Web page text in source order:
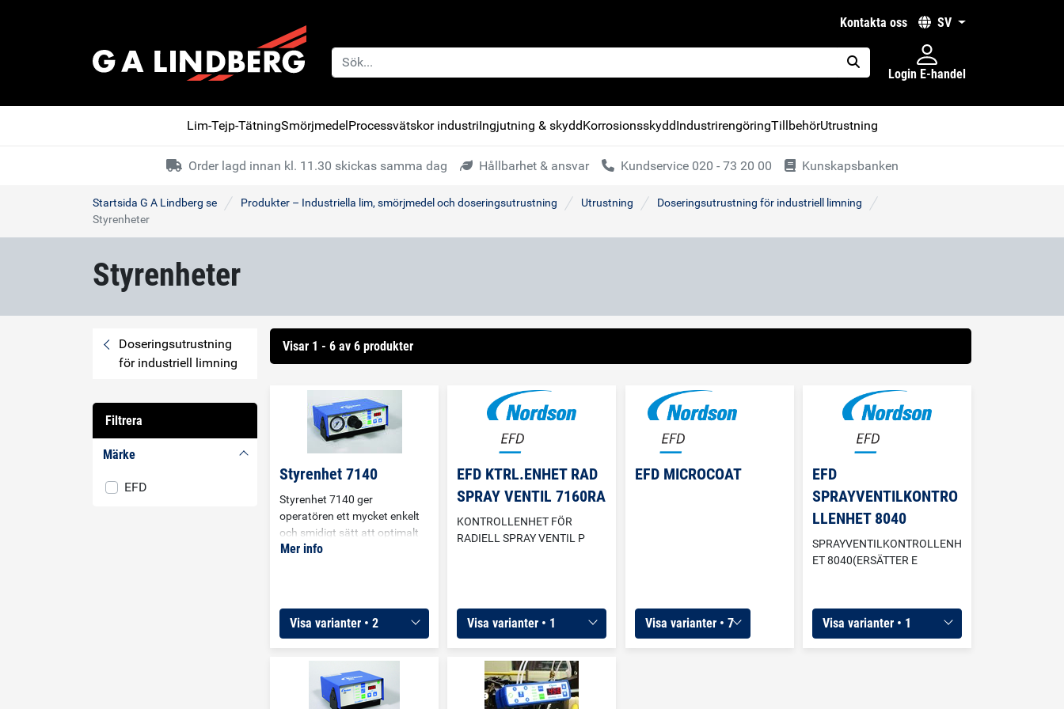
kontakta oss SV
placeholder.search
Login E-handel
Lim-Tejp-TätningSmörjmedelProcessvätskor industriIngjutning & skyddKorrosionsskyddIndustrirengöringTillbehörUtrustning
Order lagd innan kl. 11.30 skickas samma dag Hållbarhet & ansvar Kundservice 020 - 73 20 00 Kunskapsbanken
Startsida G A Lindberg se Produkter – Industriella lim, smörjmedel och doseringsutrustning Utrustning
Doseringsutrustning för industriell limning
Styrenheter
Styrenheter
Doseringsutrustning
för industriell limning
Filtrera
Märke
EFD
Visar 1 - 6 av 6 produkter
Styrenhet 7140
Styrenhet 7140 ger
operatören ett mycket enkelt
och smidigt sätt att optimalt
kunna styra sprejventiler. Med
oberoende av varandra. Detta
dessutom separat kan välja
utmärkt precision och
repeterbarhet utan risk för
Mer info
Visa varianter • 2
EFD KTRL.ENHET RAD
SPRAY VENTIL 7160RA
KONTROLLENHET FÖR
RADIELL SPRAY VENTIL P
Visa varianter • 1
EFD MICROCOAT
Visa varianter • 7
EFD
SPRAYVENTILKONTRO
LLENHET 8040
SPRAYVENTILKONTROLLENH
ET 8040(ERSÄTTER E
Visa varianter • 1